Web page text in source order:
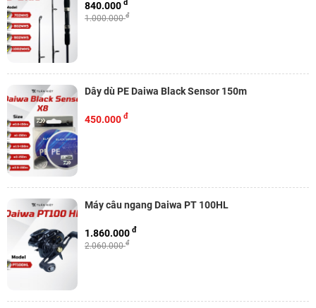
1.000.000đ
840.000 đ
Dây dù PE Daiwa Black Sensor 150m
450.000 đ
Máy câu ngang Daiwa PT 100HL
2.060.000đ
1.860.000 đ